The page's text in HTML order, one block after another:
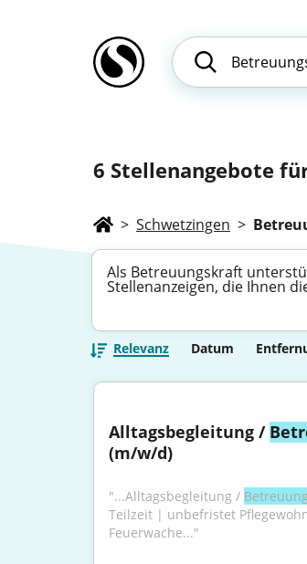
6 Stellenangebote
> Schwetzingen >
Als Betreuungskraft
Stellenanzeigen, die Ihnen
Relevanz Datum
Alltagsbegleitung /
(m/w/d)
"...Alltagsbegleitung /
Teilzeit | unbefristet
Feuerwache..."